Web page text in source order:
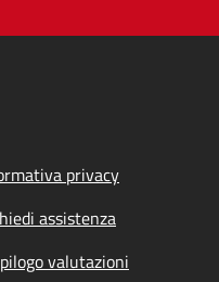
privacy
assistenza
valutazioni